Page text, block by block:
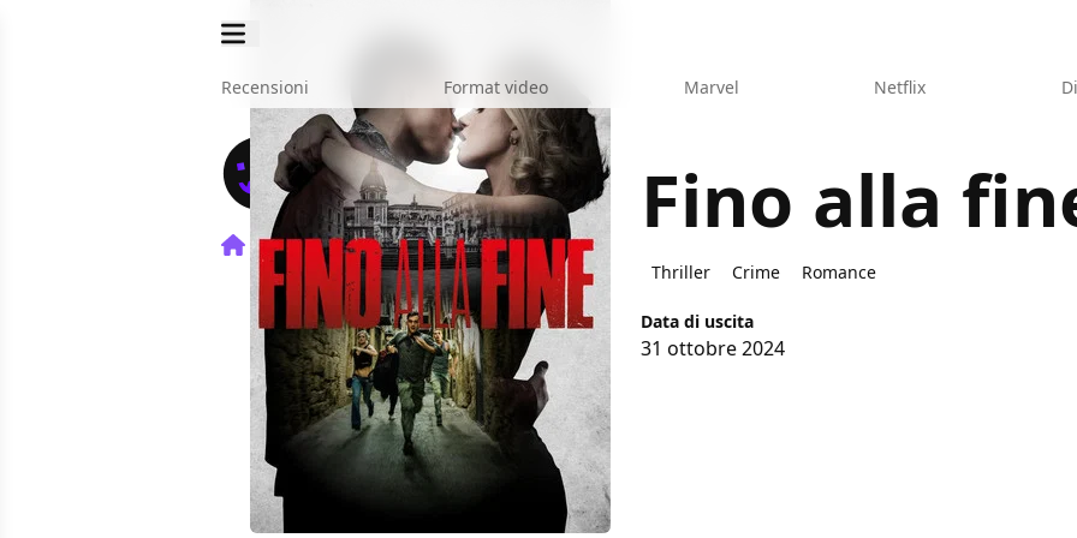
Recensioni Format video Marvel Netflix
Home Film Fino alla fine Fino alla
Thriller Crime Romance
Data di uscita
31 ottobre 2024